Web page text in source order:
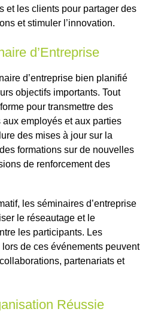
et les clients pour partager des
et stimuler l’innovation.
d’Entreprise
d’entreprise bien planifié
objectifs importants. Tout
pour transmettre des
employés et aux parties
des mises à jour sur la
formations sur de nouvelles
de renforcement des
les séminaires d’entreprise
le réseautage et le
les participants. Les
de ces événements peuvent
partenariats et
Réussie